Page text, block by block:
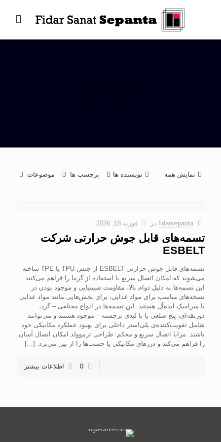
عملکرد مکانیکی
موضوعات برچسب ها نویسنده ها نمایش همه
fidarsepanta در فوریه 18, 2026
تسمه‌های قابل جوش حرارتی شرکت
ESBELT
تسمه‌های قابل جوش حرارتی ESBELT از جنس TPU یا TPE ساخته
می‌شوند که امکان اتصال سریع با استفاده از گرما را فراهم می‌کنند.
این تسمه‌ها به دلیل دوام بالا، مقاومت شیمیایی و موجود بودن در
نسخه‌های مناسب برای مواد غذایی، برای بخش‌هایی مانند مواد غذایی
یا سرامیک ایده‌آل هستند. این تسمه‌ها در انواع مختلفی – گرد،
ذوزنقه‌ای، پنج ضلعی یا با لبه‌ی برجسته – موجود هستند و می‌توانند
شامل تقویت‌کننده‌ی پلی‌استر داخلی برای بهبود عملکرد مکانیکی خود
باشند. مزایا اتصال سریع و محکم: طراحی ترموولد امکان اتصال آسان
را فراهم می‌کند و درزهای مکانیکی یا چسب‌ها را از بین می‌برد. […]
0 اطلاعات بیشتر